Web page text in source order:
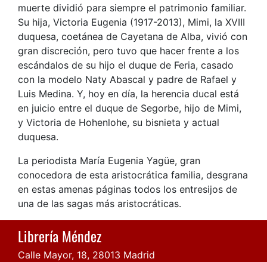
muerte dividió para siempre el patrimonio familiar.
Su hija, Victoria Eugenia (1917-2013), Mimi, la XVIII
duquesa, coetánea de Cayetana de Alba, vivió con
gran discreción, pero tuvo que hacer frente a los
escándalos de su hijo el duque de Feria, casado
con la modelo Naty Abascal y padre de Rafael y
Luis Medina. Y, hoy en día, la herencia ducal está
en juicio entre el duque de Segorbe, hijo de Mimi,
y Victoria de Hohenlohe, su bisnieta y actual
duquesa.
La periodista María Eugenia Yagüe, gran
conocedora de esta aristocrática familia, desgrana
en estas amenas páginas todos los entresijos de
una de las sagas más aristocráticas.
Librería Méndez
Calle Mayor, 18, 28013 Madrid